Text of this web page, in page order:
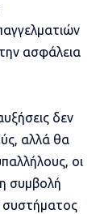
ασφάλεια
δεν
αλλά θα
οι
συμβολή
συστήματος